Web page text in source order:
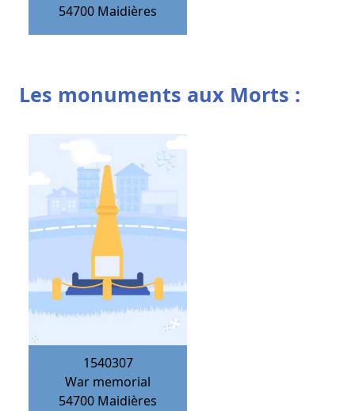
54700 Maidières
Les monuments aux Morts :
1540307
War memorial
54700 Maidières